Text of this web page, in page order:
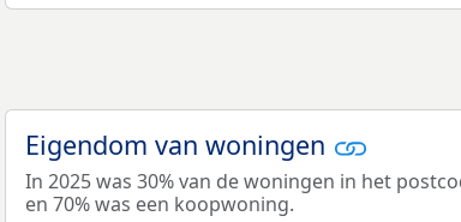
Eigendom van woningen
In 2025 was 30% van de woningen in het
en 70% was een koopwoning.